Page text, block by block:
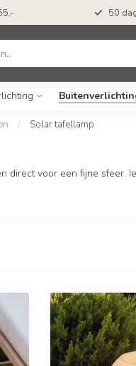
50
/ Solar tafellamp
direct voor een fijne